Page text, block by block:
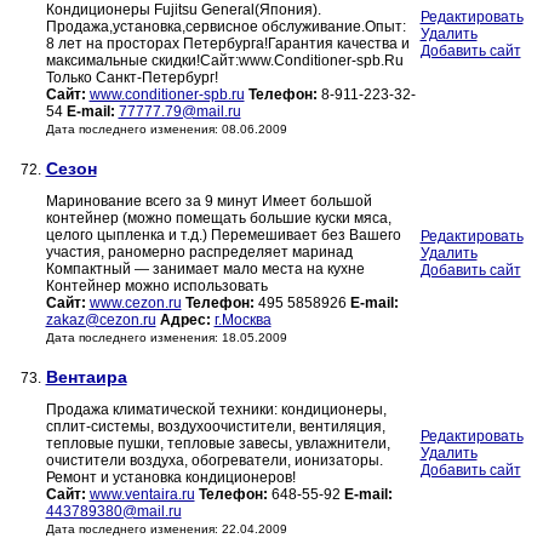
Кондиционеры Fujitsu General(Япония).
Продажа,установка,сервисное обслуживание.Опыт:
8 лет на просторах Петербурга!Гарантия качества и
максимальные скидки!Сайт:www.Conditioner-spb.Ru
Только Санкт-Петербург!
Сайт: www.conditioner-spb.ru Телефон: 8-911-223-32-
54 E-mail: 77777.79@mail.ru
Дата последнего изменения: 08.06.2009
Редактировать
Удалить
Добавить сайт
72. Сезон
Маринование всего за 9 минут Имеет большой
контейнер (можно помещать большие куски мяса,
целого цыпленка и т.д.) Перемешивает без Вашего
участия, раномерно распределяет маринад
Компактный — занимает мало места на кухне
Контейнер можно использовать
Сайт: www.cezon.ru Телефон: 495 5858926 E-mail:
zakaz@cezon.ru Адрес: г.Москва
Дата последнего изменения: 18.05.2009
Редактировать
Удалить
Добавить сайт
73. Вентаира
Продажа климатической техники: кондиционеры,
сплит-системы, воздухоочистители, вентиляция,
тепловые пушки, тепловые завесы, увлажнители,
очистители воздуха, обогреватели, ионизаторы.
Ремонт и установка кондиционеров!
Сайт: www.ventaira.ru Телефон: 648-55-92 E-mail:
443789380@mail.ru
Дата последнего изменения: 22.04.2009
Редактировать
Удалить
Добавить сайт